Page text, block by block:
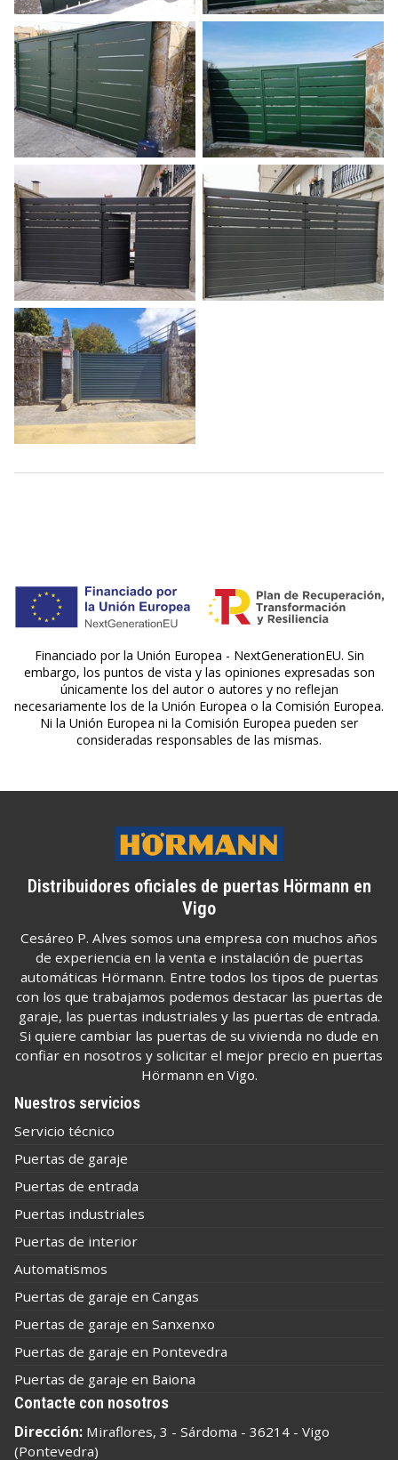
Financiado por la Unión Europea - NextGenerationEU. Sin
embargo, los puntos de vista y las opiniones expresadas son
únicamente los del autor o autores y no reflejan
necesariamente los de la Unión Europea o la Comisión Europea.
Ni la Unión Europea ni la Comisión Europea pueden ser
consideradas responsables de las mismas.
Distribuidores oficiales de puertas Hörmann en
Vigo
Cesáreo P. Alves somos una empresa con muchos años
de experiencia en la venta e instalación de puertas
automáticas Hörmann. Entre todos los tipos de puertas
con los que trabajamos podemos destacar las puertas de
garaje, las puertas industriales y las puertas de entrada.
Si quiere cambiar las puertas de su vivienda no dude en
confiar en nosotros y solicitar el mejor precio en puertas
Hörmann en Vigo.
Nuestros servicios
Servicio técnico
Puertas de garaje
Puertas de entrada
Puertas industriales
Puertas de interior
Automatismos
Puertas de garaje en Cangas
Puertas de garaje en Sanxenxo
Puertas de garaje en Pontevedra
Puertas de garaje en Baiona
Contacte con nosotros
Dirección: Miraflores, 3 - Sárdoma - 36214 - Vigo
(Pontevedra)